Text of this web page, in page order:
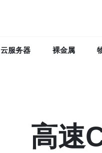
云服务器 裸金属
高速